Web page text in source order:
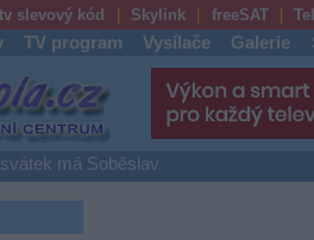
slevový kód Skylink freeSAT
TV program Vysílače Galerie
má Soběslav